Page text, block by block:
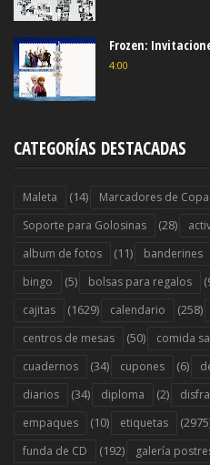
Frozen:
4:00
CATEGORÍAS DESTACADAS
Maleta (14) Marcadores de
Soporte para Golosinas (28)
album de fotos (11) banderines
bingo (5) bolsas para regalos
cajitas (1629) calendario (258)
centros de mesas (50) comida
cuadernos (34) cupones (6)
diarios (34) diploma (2)
empaques (10) etiquetas
funda de CD (192) galería